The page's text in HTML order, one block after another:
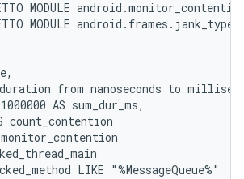
MODULE
MODULE android.frames.jank_type;
from nanoseconds to
AS sum_dur_ms,
count_contention
LIKE "%MessageQueue%"